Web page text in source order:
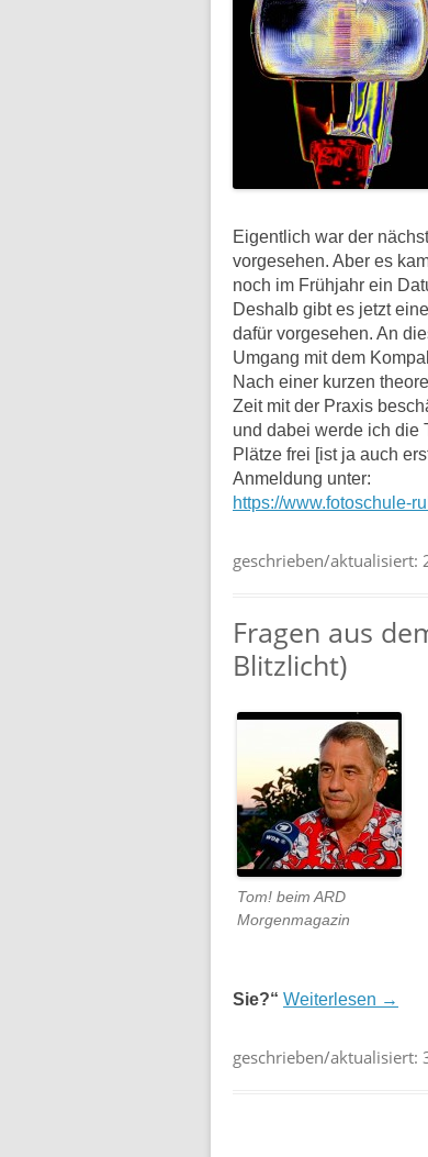
Eigentlich war der
vorgesehen. Aber es
noch im Frühjahr ein
Deshalb gibt es jetzt
dafür vorgesehen. An
Umgang mit dem
Nach einer kurzen
Zeit mit der Praxis
und dabei werde ich die
Plätze frei [ist ja auch
Anmeldung unter:
https://www.fotoschule-
geschrieben/aktualisiert:
Fragen aus
Blitzlicht)
Tom! beim ARD
Morgenmagazin
Sie?“ Weiterlesen →
geschrieben/aktualisiert: